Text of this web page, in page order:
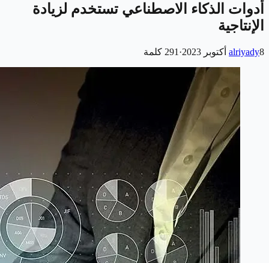
أدوات الذكاء الاصطناعي تستخدم لزيادة
الإنتاجية
alriyady8 أكتوبر 2023 ·
291 كلمة